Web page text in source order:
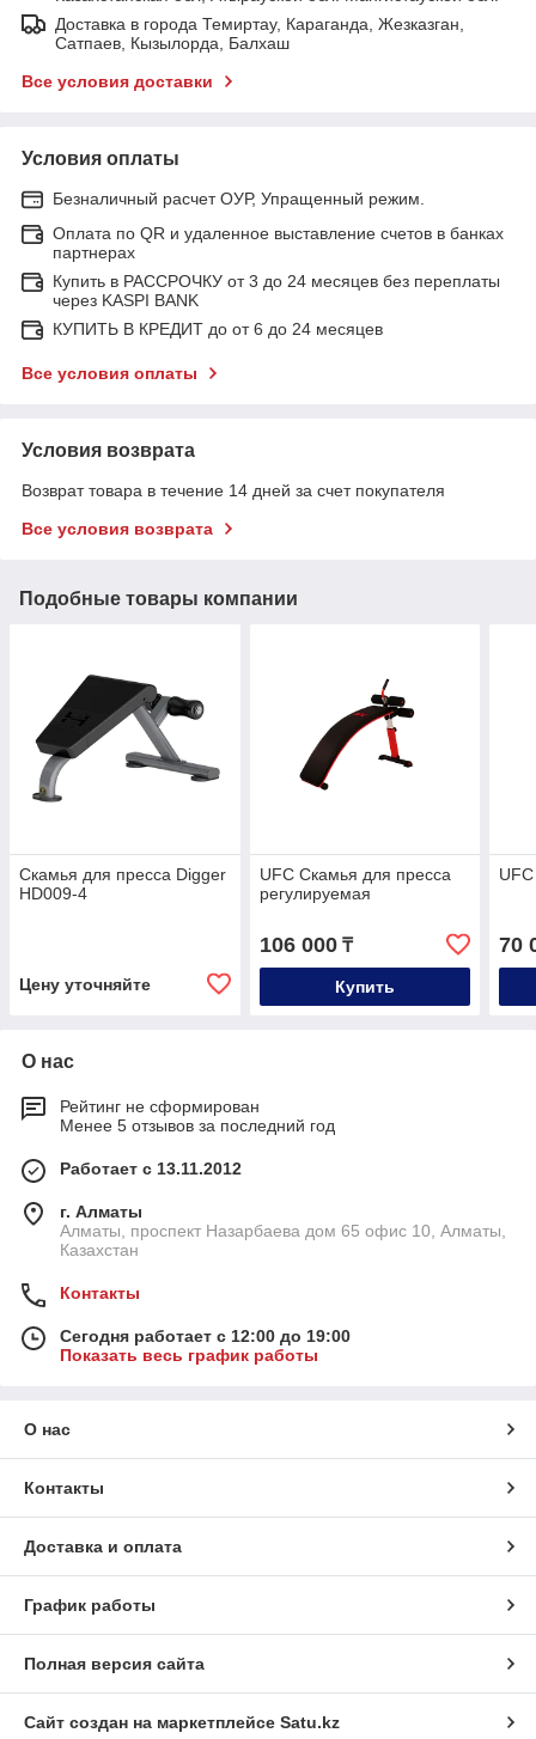
Доставка в города Темиртау, Караганда, Жезказган,
Сатпаев, Кызылорда, Балхаш
Все условия доставки
Условия оплаты
Безналичный расчет ОУР, Упращенный режим.
Оплата по QR и удаленное выставление счетов в банках
партнерах
Купить в РАССРОЧКУ от 3 до 24 месяцев без переплаты
через KASPI BANK
КУПИТЬ В КРЕДИТ до от 6 до 24 месяцев
Все условия оплаты
Условия возврата
Возврат товара в течение 14 дней за счет покупателя
Все условия возврата
Подобные товары компании
Скамья для пресса Digger
HD009-4
Цену уточняйте
UFC Скамья для пресса
регулируемая
106 000₸
Купить
70
О нас
Рейтинг не сформирован
Менее 5 отзывов за последний год
Работает с 13.11.2012
г. Алматы
Алматы, проспект Назарбаева дом 65 офис 10, Алматы,
Казахстан
Контакты
Сегодня работает с 12:00 до 19:00
Показать весь график работы
О нас
Контакты
Доставка и оплата
График работы
Полная версия сайта
Сайт создан на маркетплейсе Satu.kz